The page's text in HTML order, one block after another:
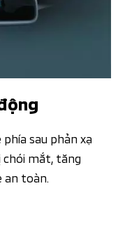
sau phản xạ
chói mắt, tăng
an toàn.